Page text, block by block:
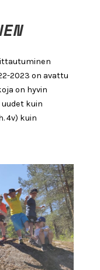
2023 on avattu
on hyvin
kuin
4v) kuin